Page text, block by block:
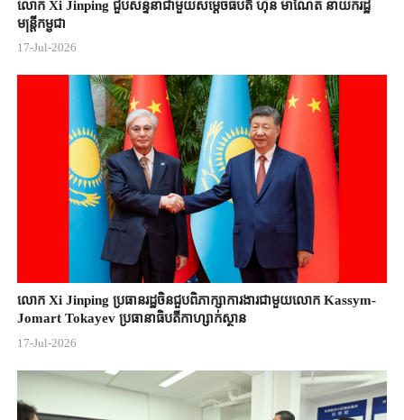
លោក Xi Jinping ជួបសន្ទនាជាមួយសម្តេចធិបតី ហ៊ុន ម៉ាណែត នាយករដ្ឋ
មន្ត្រីកម្ពុជា
17-Jul-2026
លោក Xi Jinping ប្រធានរដ្ឋចិន​ជួបពិភាក្សា​ការងារជាមួយ​លោក Kassym-
Jomart ​Tokayev ​ប្រធានាធិបតី​កាហ្សាក់ស្ថាន​
17-Jul-2026